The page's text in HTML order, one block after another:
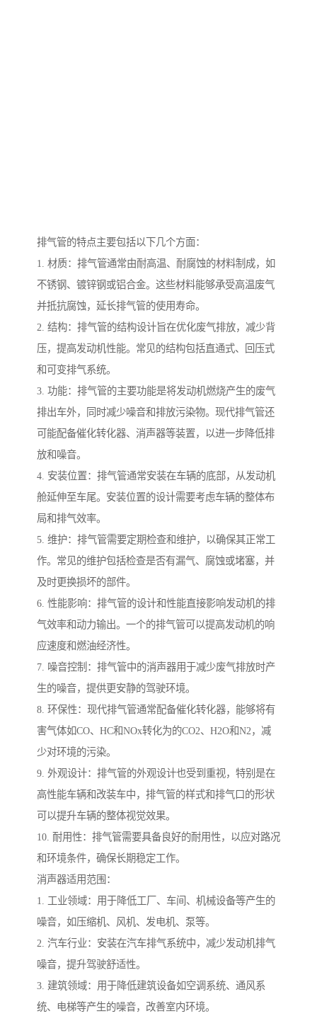
排气管的特点主要包括以下几个方面：
1. 材质：排气管通常由耐高温、耐腐蚀的材料制成，如
不锈钢、镀锌钢或铝合金。这些材料能够承受高温废气
并抵抗腐蚀，延长排气管的使用寿命。
2. 结构：排气管的结构设计旨在优化废气排放，减少背
压，提高发动机性能。常见的结构包括直通式、回压式
和可变排气系统。
3. 功能：排气管的主要功能是将发动机燃烧产生的废气
排出车外，同时减少噪音和排放污染物。现代排气管还
可能配备催化转化器、消声器等装置，以进一步降低排
放和噪音。
4. 安装位置：排气管通常安装在车辆的底部，从发动机
舱延伸至车尾。安装位置的设计需要考虑车辆的整体布
局和排气效率。
5. 维护：排气管需要定期检查和维护，以确保其正常工
作。常见的维护包括检查是否有漏气、腐蚀或堵塞，并
及时更换损坏的部件。
6. 性能影响：排气管的设计和性能直接影响发动机的排
气效率和动力输出。一个的排气管可以提高发动机的响
应速度和燃油经济性。
7. 噪音控制：排气管中的消声器用于减少废气排放时产
生的噪音，提供更安静的驾驶环境。
8. 环保性：现代排气管通常配备催化转化器，能够将有
害气体如CO、HC和NOx转化为的CO2、H2O和N2，减
少对环境的污染。
9. 外观设计：排气管的外观设计也受到重视，特别是在
高性能车辆和改装车中，排气管的样式和排气口的形状
可以提升车辆的整体视觉效果。
10. 耐用性：排气管需要具备良好的耐用性，以应对路况
和环境条件，确保长期稳定工作。
消声器适用范围：
1. 工业领域：用于降低工厂、车间、机械设备等产生的
噪音，如压缩机、风机、发电机、泵等。
2. 汽车行业：安装在汽车排气系统中，减少发动机排气
噪音，提升驾驶舒适性。
3. 建筑领域：用于降低建筑设备如空调系统、通风系
统、电梯等产生的噪音，改善室内环境。